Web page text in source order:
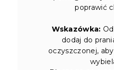
poprawić
Wskazówka:
dodaj do
oczyszczonej,